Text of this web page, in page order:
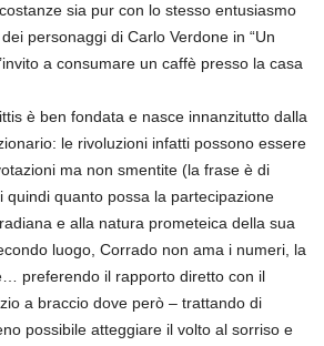
sia pur con lo stesso entusiasmo
personaggi di Carlo Verdone in “Un
a consumare un caffè presso la casa
è ben fondata e nasce innanzitutto dalla
le rivoluzioni infatti possono essere
ma non smentite (la frase è di
quindi quanto possa la partecipazione
e alla natura prometeica della sua
luogo, Corrado non ama i numeri, la
preferendo il rapporto diretto con il
a braccio dove però – trattando di
possibile atteggiare il volto al sorriso e